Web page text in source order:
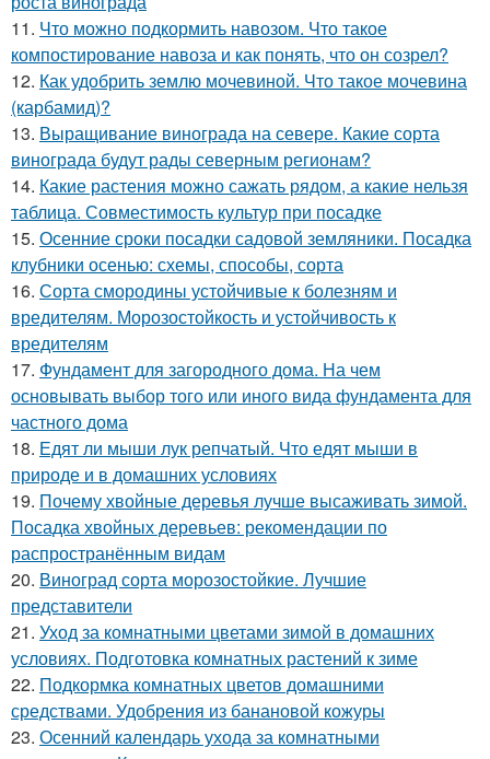
11. Что можно подкормить навозом. Что такое
компостирование навоза и как понять, что он созрел?
12. Как удобрить землю мочевиной. Что такое мочевина
(карбамид)?
13. Выращивание винограда на севере. Какие сорта
винограда будут рады северным регионам?
14. Какие растения можно сажать рядом, а какие нельзя
таблица. Совместимость культур при посадке
15. Осенние сроки посадки садовой земляники. Посадка
клубники осенью: схемы, способы, сорта
16. Сорта смородины устойчивые к болезням и
вредителям. Морозостойкость и устойчивость к
вредителям
17. Фундамент для загородного дома. На чем
основывать выбор того или иного вида фундамента для
частного дома
18. Едят ли мыши лук репчатый. Что едят мыши в
природе и в домашних условиях
19. Почему хвойные деревья лучше высаживать зимой.
Посадка хвойных деревьев: рекомендации по
распространённым видам
20. Виноград сорта морозостойкие. Лучшие
представители
21. Уход за комнатными цветами зимой в домашних
условиях. Подготовка комнатных растений к зиме
22. Подкормка комнатных цветов домашними
средствами. Удобрения из банановой кожуры
23. Осенний календарь ухода за комнатными